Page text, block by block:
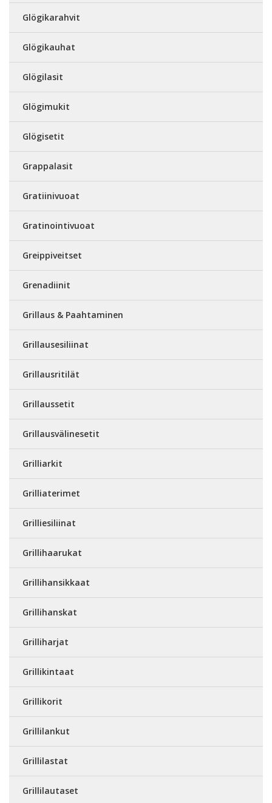
Glögikarahvit
Glögikauhat
Glögilasit
Glögimukit
Glögisetit
Grappalasit
Gratiinivuoat
Gratinointivuoat
Greippiveitset
Grenadiinit
Grillaus & Paahtaminen
Grillausesiliinat
Grillausritilät
Grillaussetit
Grillausvälinesetit
Grilliarkit
Grilliaterimet
Grilliesiliinat
Grillihaarukat
Grillihansikkaat
Grillihanskat
Grilliharjat
Grillikintaat
Grillikorit
Grillilankut
Grillilastat
Grillilautaset